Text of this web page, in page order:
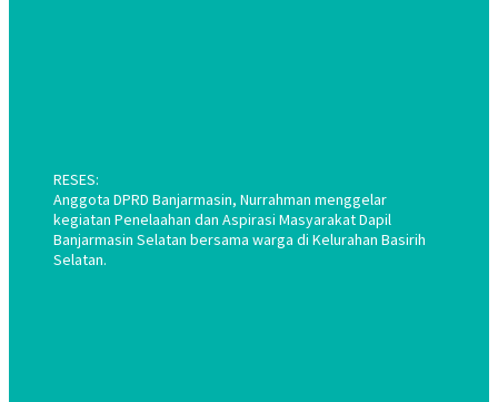
RESES:
Anggota DPRD Banjarmasin, Nurrahman menggelar
kegiatan Penelaahan dan Aspirasi Masyarakat Dapil
Banjarmasin Selatan bersama warga di Kelurahan Basirih
Selatan.